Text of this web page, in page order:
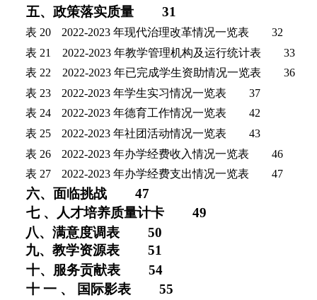
五、政策落实质量 31
表 20 2022-2023 年现代治理改革情况一览表 32
表 21
2022-2023 年教学管理机构及运行统计表 33
表 22
2022-2023 年已完成学生资助情况一览表 36
表 23
2022-2023 年学生实习情况一览表 37
表 24
2022-2023 年德育工作情况一览表
42
表 25
2022-2023 年社团活动情况一览表
43
表 26
2022-2023 年办学经费收入情况一览表
46
表 27
2022-2023 年办学经费支出情况一览表 47
六、面临挑战 47
七 、人才培养质量计卡
49
八、满意度调表
50
九、教学资源表
51
十、服务贡献表
54
十 一 、 国际影表 55